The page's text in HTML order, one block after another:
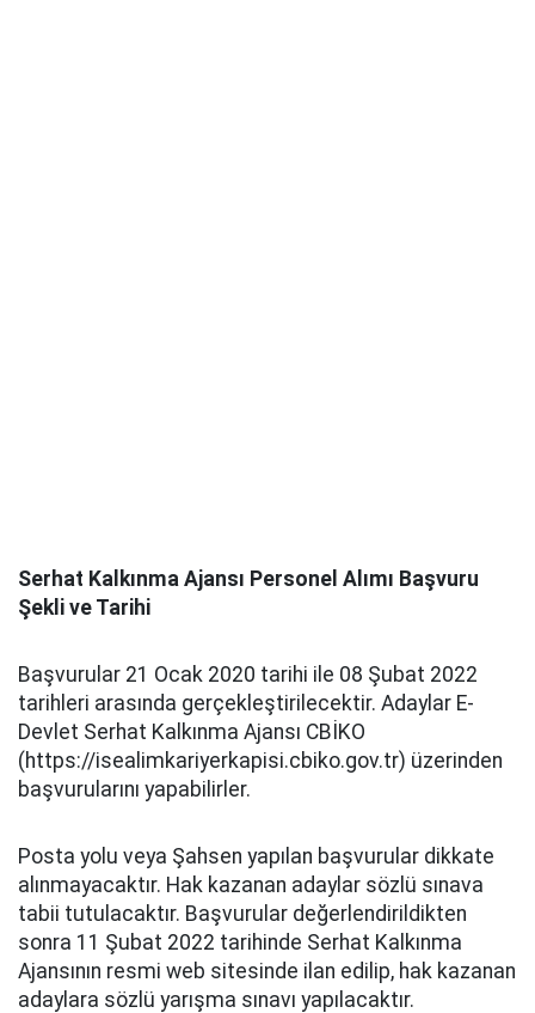
Serhat Kalkınma Ajansı Personel Alımı Başvuru
Şekli ve Tarihi
Başvurular 21 Ocak 2020 tarihi ile 08 Şubat 2022
tarihleri arasında gerçekleştirilecektir. Adaylar E-
Devlet Serhat Kalkınma Ajansı CBİKO
(https://isealimkariyerkapisi.cbiko.gov.tr) üzerinden
başvurularını yapabilirler.
Posta yolu veya Şahsen yapılan başvurular dikkate
alınmayacaktır. Hak kazanan adaylar sözlü sınava
tabii tutulacaktır. Başvurular değerlendirildikten
sonra 11 Şubat 2022 tarihinde Serhat Kalkınma
Ajansının resmi web sitesinde ilan edilip, hak kazanan
adaylara sözlü yarışma sınavı yapılacaktır.